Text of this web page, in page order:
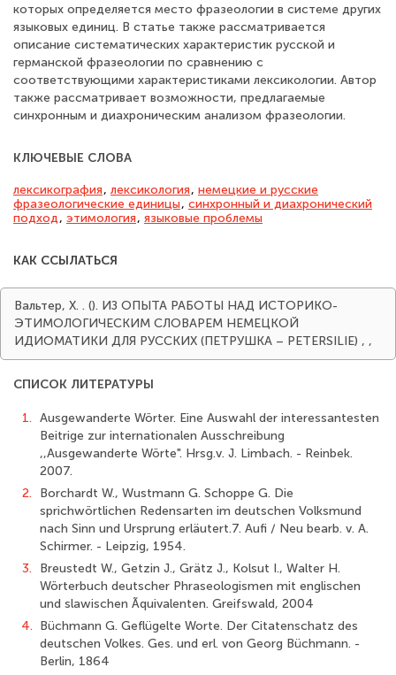
которых определяется место фразеологии в системе других
языковых единиц. В статье также рассматривается
описание систематических характеристик русской и
германской фразеологии по сравнению с
соответствующими характеристиками лексикологии. Автор
также рассматривает возможности, предлагаемые
синхронным и диахроническим анализом фразеологии.
КЛЮЧЕВЫЕ СЛОВА
лексикография, лексикология, немецкие и русские
фразеологические единицы, синхронный и диахронический
подход, этимология, языковые проблемы
КАК ССЫЛАТЬСЯ
Вальтер, X. . (). ИЗ ОПЫТА РАБОТЫ НАД ИСТОРИКО-
ЭТИМОЛОГИЧЕСКИМ СЛОВАРЕМ НЕМЕЦКОЙ
ИДИОМАТИКИ ДЛЯ РУССКИХ (ПЕТРУШКА – PETERSILIE) , ,
СПИСОК ЛИТЕРАТУРЫ
1. Ausgewanderte Wörter. Eine Auswahl der interessantesten
Beitrige zur internationalen Ausschreibung
,,Ausgewanderte Wörte". Hrsg.v. J. Limbach. - Reinbek.
2007.
2.
Borchardt W., Wustmann G. Schoppe G. Die
sprichwörtlichen Redensarten im deutschen Volksmund
nach Sinn und Ursprung erläutert.7. Aufi / Neu bearb. v. A.
Schirmer. - Leipzig, 1954.
3.
Breustedt W., Getzin J., Grätz J., Kolsut I., Walter H.
Wörterbuch deutscher Phraseologismen mit englischen
und slawischen Ãquivalenten. Greifswald, 2004
4. Büchmann G. Geflügelte Worte. Der Citatenschatz des
deutschen Volkes. Ges. und erl. von Georg Büchmann. -
Berlin, 1864